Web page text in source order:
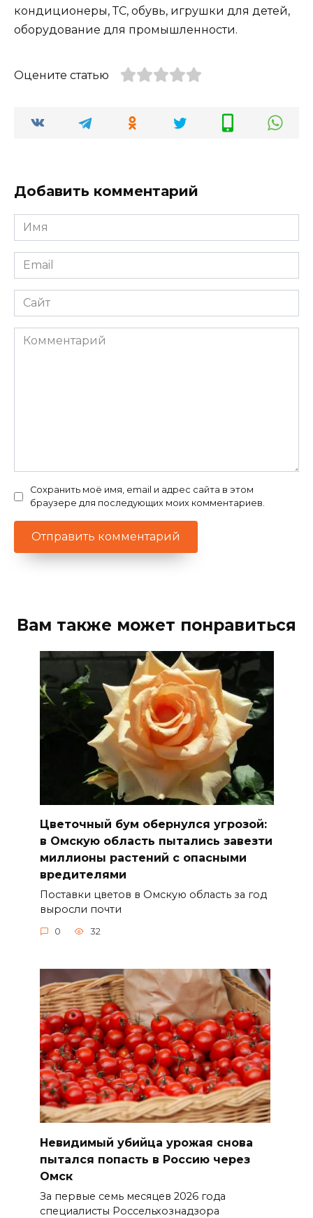
кондиционеры, ТС, обувь, игрушки для детей,
оборудование для промышленности.
Оцените статью
Добавить комментарий
Имя
*
Email
*
Сайт
Комментарий
Сохранить моё имя, email и адрес сайта в этом
браузере для последующих моих комментариев.
Вам также может понравиться
Цветочный бум обернулся угрозой:
в Омскую область пытались завезти
миллионы растений с опасными
вредителями
Поставки цветов в Омскую область за год
выросли почти
0 32
Невидимый убийца урожая снова
пытался попасть в Россию через
Омск
За первые семь месяцев 2026 года
специалисты Россельхознадзора